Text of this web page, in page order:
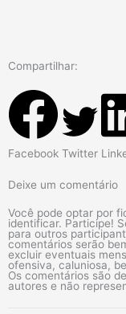
Compartilhar:
Facebook Twitter
Deixe um comentário
Você pode optar por
identificar. Participe!
para outros
comentários serão
excluir eventuais
ofensiva, caluniosa,
Os comentários são
autores e não